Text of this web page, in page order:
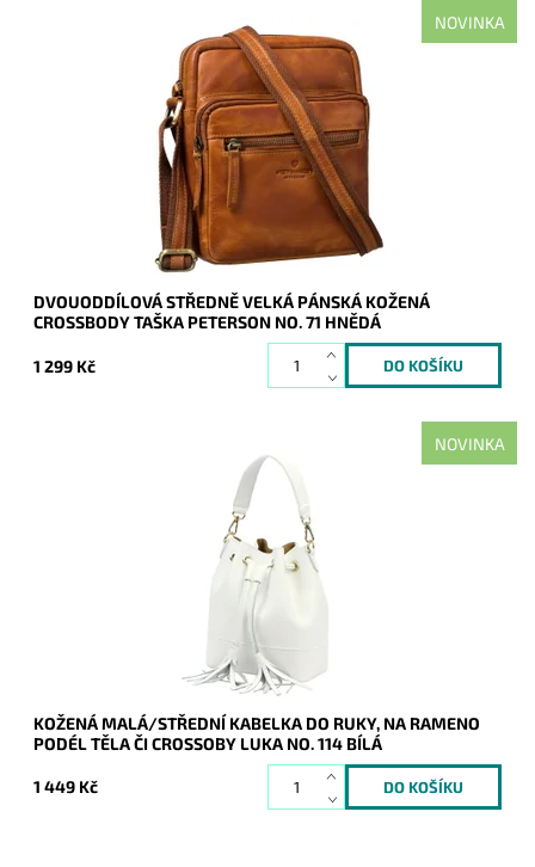
NOVINKA
Středně velká hnědá pánská kožená crossbody taška
Peterson, která je rozdělena na dva samostatné oddíly.
Skladem
21171
Peterson
2 roky
DVOUODDÍLOVÁ STŘEDNĚ VELKÁ PÁNSKÁ KOŽENÁ
CROSSBODY TAŠKA PETERSON NO. 71 HNĚDÁ
1 299 Kč
NOVINKA
Malá/střední kožená bílá kabelka do ruky, na rameno i
crossbody, kterou lze stáhnout do moderního saku.
KOŽENÁ MALÁ/STŘEDNÍ KABELKA DO RUKY, NA RAMENO
PODÉL TĚLA ČI CROSSOBY LUKA NO. 114 BÍLÁ
1 449 Kč